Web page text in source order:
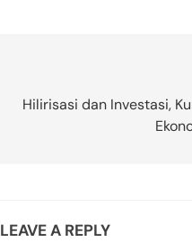
navigation
Hilirisasi dan Investasi,
LEAVE A REPLY